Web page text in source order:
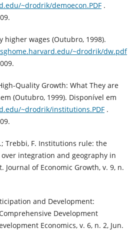
~drodrik/demoecon.PDF.
higher wages (Outubro, 1998).
~drodrik/dw.pdf
Quality Growth: What They are
(Outubro, 1999). Disponível em
~drodrik/institutions.PDF.
Trebbi, F. Institutions rule: the
integration and geography in
Journal of Economic Growth, v. 9, n.
and Development:
Development
Economics, v. 6, n. 2, Jun.